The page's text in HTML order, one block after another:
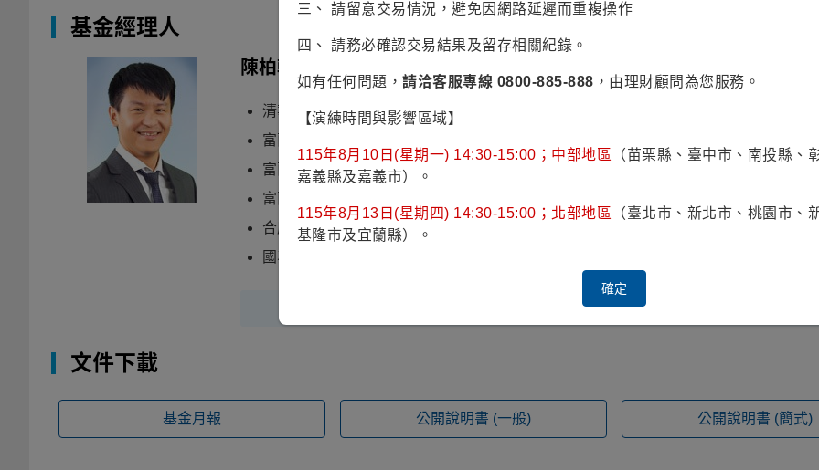
基金經理人
陳柏翰
清華大學經濟學系、計量財務金融學系
富蘭克林華美全球非投資等級債券基金經理人
富蘭克林華美新興國家固定收益基金經理人
富蘭克林華美亞太平衡基金協管經理人
合庫投信固定收益投資部基金經理人
國泰人壽固定收益投資二部信用分析科高級專員
文件下載
基金月報 公開說明書 (一般) 公開說明書 (簡式)
三、 請留意交易情況，避免因網路延遲而重複操作
四、 請務必確認交易結果及留存相關紀錄。
如有任何問題， 請洽客服專線 0800-885-888 ，由理財顧問為您服務。
【演練時間與影響區域】
115年8月10日(星期一) 14:30-15:00；中部地區
（苗栗縣、臺中市、南投縣、
嘉義縣及嘉義市）。
115年8月13日(星期四) 14:30-15:00；北部地區
（臺北市、新北市、桃園市、
基隆市及宜蘭縣）。
確定